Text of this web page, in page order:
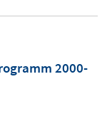
2000-